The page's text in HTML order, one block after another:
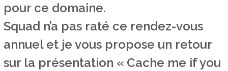
pour ce domaine.
Squad n’a pas raté ce rendez-vous
annuel et je vous propose un retour
sur la présentation « Cache me if you